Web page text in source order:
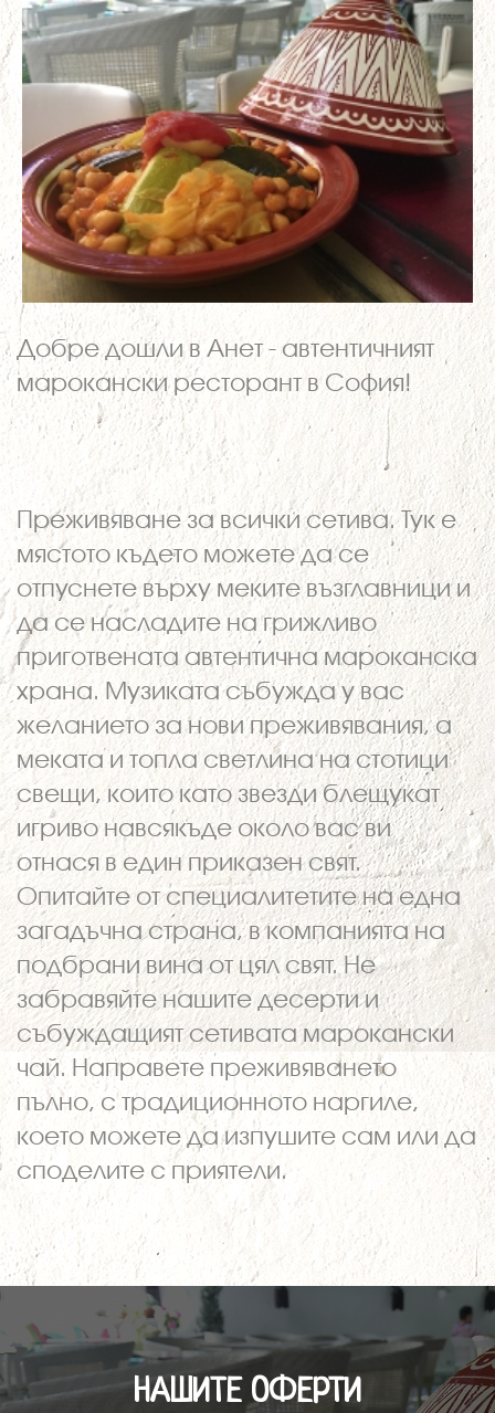
Добре дошли в Анет - автентичният
марокански ресторант в София!
Преживяване за всички сетива. Тук е
мястото където можете да се
отпуснете върху меките възглавници и
да се насладите на грижливо
приготвената автентична мароканска
храна. Музиката събужда у вас
желанието за нови преживявания, а
меката и топла светлина на стотици
свещи, които като звезди блещукат
игриво навсякъде около вас ви
отнася в един приказен свят.
Опитайте от специалитетите на една
загадъчна страна, в компанията на
подбрани вина от цял свят. Не
забравяйте нашите десерти и
събуждащият сетивата марокански
чай. Направете преживяването
пълно, с традиционното наргиле,
което можете да изпушите сам или да
споделите с приятели.
НАШИТЕ ОФЕРТИ